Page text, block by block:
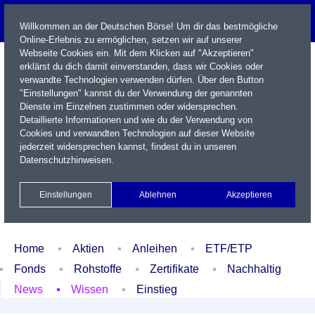
Name / WKN / ISIN / Kürzel
Xetra Realtime
Watchlist Portfolio Login
Home Aktien Anleihen
ETF/ETP
Fonds
Rohstoffe Zertifikate
Nachhaltig
News
Wissen Einstieg
Willkommen an der Deutschen Börse! Um dir das bestmögliche
Online-Erlebnis zu ermöglichen, setzen wir auf unserer
Webseite Cookies ein. Mit dem Klicken auf "Akzeptieren"
erklärst du dich damit einverstanden, dass wir Cookies oder
verwandte Technologien verwenden dürfen. Über den Button
"Einstellungen" kannst du der Verwendung der genannten
Dienste im Einzelnen zustimmen oder widersprechen.
Detaillierte Informationen und wie du der Verwendung von
Cookies und verwandten Technologien auf dieser Website
jederzeit widersprechen kannst, findest du in unseren
Datenschutzhinweisen.
Einstellungen Ablehnen Akzeptieren